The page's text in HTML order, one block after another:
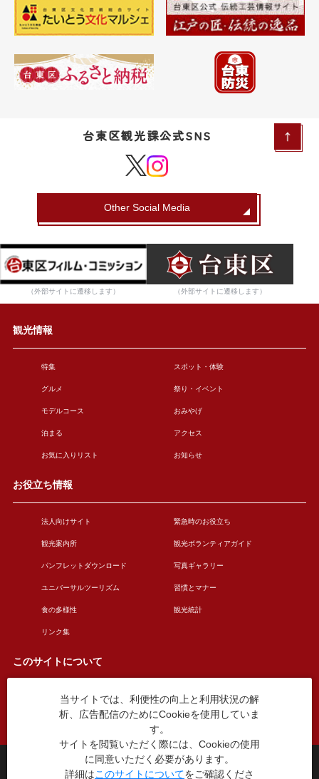
台東区観光課公式SNS
Other Social Media
（外部サイトに遷移します） （外部サイトに遷移します）
観光情報
特集 スポット・体験
グルメ 祭り・イベント
モデルコース おみやげ
泊まる アクセス
お気に入りリスト お知らせ
お役立ち情報
法人向けサイト 緊急時のお役立ち
観光案内所 観光ボランティアガイド
パンフレットダウンロード 写真ギャラリー
ユニバーサルツーリズム 習慣とマナー
食の多様性 観光統計
リンク集
このサイトについて
このサイトについて 広告掲載について
お問い合わせ
台東区役所観光課
〒110-8615 東京都台東区東上野4丁目5番6号
当サイトでは、利便性の向上と利用状況の解
析、広告配信のためにCookieを使用していま
す。
サイトを閲覧いただく際には、Cookieの使用
に同意いただく必要があります。
詳細はこのサイトについてをご確認くださ